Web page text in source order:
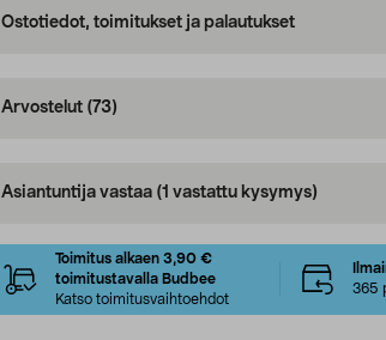
Ostotiedot, toimitukset ja palautukset
Arvostelut (73)
Asiantuntija vastaa (1 vastattu kysymys)
Toimitus alkaen 3,90 €
toimitustavalla Budbee
Katso toimitusvaihtoehdot
365